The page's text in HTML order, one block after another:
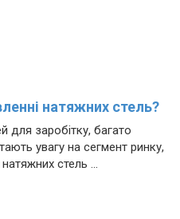
натяжних стель?
для заробітку, багато
увагу на сегмент ринку,
стель ...